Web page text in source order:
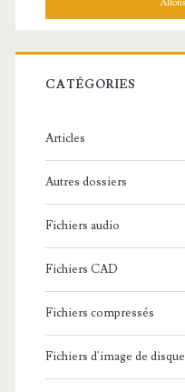
h
r
c
:
CATÉGORIES
Articles
Autres dossiers
Fichiers audio
Fichiers CAD
Fichiers compressés
Fichiers d'image de disque